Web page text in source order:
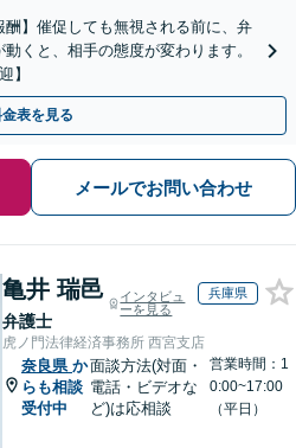
酬】催促しても無視される前に、弁
くと、相手の態度が変わります。
】
表を見る
メールでお問い合わせ
亀井 瑞邑
弁護士
インタビュ
ーを見る
兵庫県
虎ノ門法律経済事務所 西宮支店
奈良県 か
らも相談
受付中
面談方法(対面・
電話・ビデオな
ど)は応相談
営業時間：1
0:00~17:00
（平日）